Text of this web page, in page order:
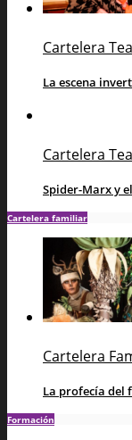
Cartelera
La escena
Cartelera
Spider-Marx y
Cartelera familiar
Cartelera
La profecía del
Formación